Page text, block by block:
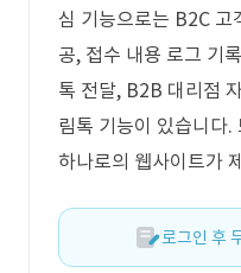
심 기능으로는 B2C 고
공, 접수 내용 로그 기
톡 전달, B2B 대리점
림톡 기능이 있습니다.
하나로의 웹사이트가
로그인 후